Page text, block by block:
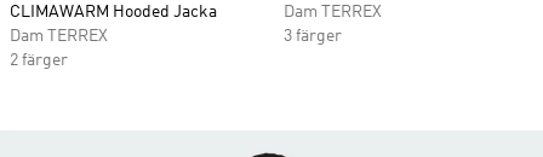
CLIMAWARM Hooded Jacka
Dam TERREX
2 färger
Dam TERREX
3 färger